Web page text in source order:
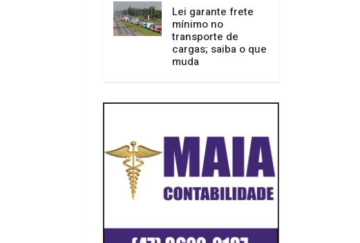
Lei garante frete
mínimo no
transporte de
cargas; saiba o que
muda